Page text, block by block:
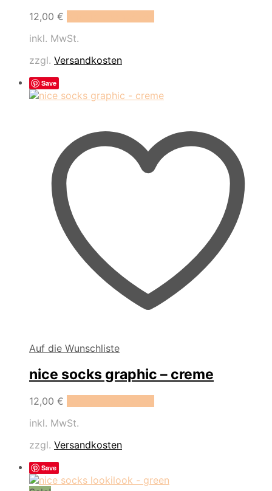
12,00 €
Optionen
der
Produktseite
gewählt
werden
inkl. MwSt.
zzgl. Versandkosten
Save
Auf die Wunschliste
nice socks graphic – creme
12,00 €
Optionen
inkl. MwSt.
zzgl. Versandkosten
Save